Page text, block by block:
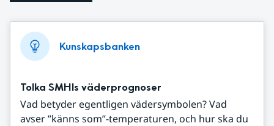
Kunskapsbanken
Tolka SMHIs väderprognoser
Vad betyder egentligen vädersymbolen? Vad
avser ”känns som”-temperaturen, och hur ska du